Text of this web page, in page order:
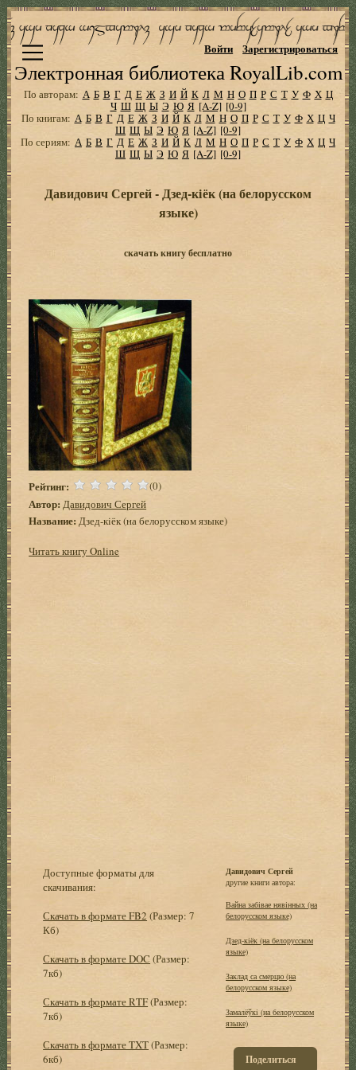
Электронная библиотека RoyalLib.com
Войти Зарегистрироваться
По авторам: А Б В Г Д Е Ж З И Й К Л М Н О П Р С Т У Ф Х Ц
Ч Ш Щ Ы Э Ю Я [A-Z] [0-9]
По книгам: А Б В Г Д Е Ж З И Й К Л М Н О П Р С Т У Ф Х Ц Ч
Ш Щ Ы Э Ю Я [A-Z] [0-9]
По сериям: А Б В Г Д Е Ж З И Й К Л М Н О П Р С Т У Ф Х Ц Ч
Ш Щ Ы Э Ю Я [A-Z] [0-9]
Давидович Сергей - Дзед-кiёк (на белорусском
языке)
скачать книгу бесплатно
Рейтинг: (0)
Автор: Давидович Сергей
Название: Дзед-кiёк (на белорусском языке)
Читать книгу Online
Доступные форматы для
скачивания:
Скачать в формате FB2 (Размер: 7
Кб)
Скачать в формате DOC (Размер:
7кб)
Скачать в формате RTF(Размер:
7кб)
Скачать в формате TXT(Размер:
6кб)
Давидович Сергей
другие книги автора:
Вайна забiвае нявiнных (на
белорусском языке)
Дзед-кiёк (на белорусском
языке)
Заклад са смерцю (на
белорусском языке)
Замалёўкi (на белорусском
языке)
Поделиться